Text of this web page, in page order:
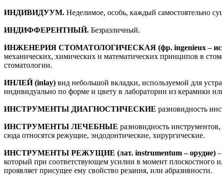
ИНДИВИДУУМ. Неделимое, особь, каждый самостоятельно
ИНДИФФЕРЕНТНЫЙ. Безразличный.
ИНЖЕНЕРИЯ СТОМАТОЛОГИЧЕСКАЯ (фр. ingenieux –
механических, химических и математических принципов в
стоматологии.
ИНЛЕЙ (inlay) вид небольшой вкладки, используемой для
индивидуально по форме и цвету в лаборатории из керамики
ИНСТРУМЕНТЫ ДИАГНОСТИЧЕСКИЕ разновидность
ИНСТРУМЕНТЫ ЛЕЧЕБНЫЕ разновидность
сюда относятся режущие, эндодонтические, хирургические.
ИНСТРУМЕНТЫ РЕЖУЩИЕ (лат. instrumentum – орудие)
который при соответствующем усилии в момент плоскостного
проявляет присущее ему свойство резания, или абразивности.